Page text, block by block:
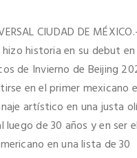
CIUDAD DE
hizo historia en su debut
de Invierno de Beijing
en el primer mexicano
artístico en una justa
luego de 30 años y en ser
en una lista de 30